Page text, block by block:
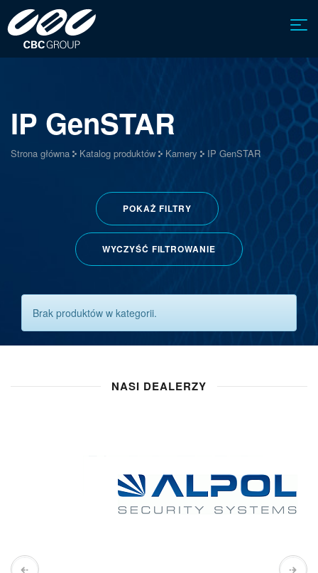
IP GenSTAR
Strona główna Katalog produktów Kamery IP GenSTAR
POKAŻ FILTRY
WYCZYŚĆ FILTROWANIE
Brak produktów w kategorii.
NASI DEALERZY